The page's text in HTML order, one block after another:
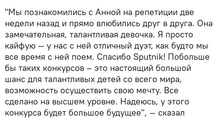
"Мы познакомились с Анной на репетиции две
недели назад и прямо влюбились друг в друга. Она
замечательная, талантливая девочка. Я просто
кайфую — у нас с ней отличный дуэт, как будто мы
все время с ней поем. Спасибо Sputnik! Побольше
бы таких конкурсов – это настоящий большой
шанс для талантливых детей со всего мира,
возможность осуществить свою мечту. Все
сделано на высшем уровне. Надеюсь, у этого
конкурса будет большое будущее", — сказал